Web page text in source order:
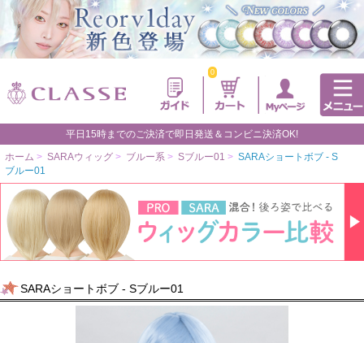
0
平日15時までのご決済で即日発送＆コンビニ決済OK!
ホーム > SARAウィッグ > ブルー系 > Sブルー01 > SARAショートボブ - S
ブルー01
SARAショートボブ - Sブルー01